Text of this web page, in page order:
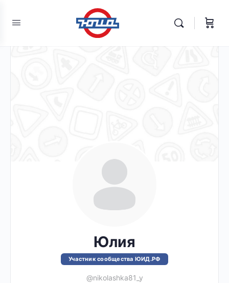
Юлия
Участник сообщества ЮИД.РФ
@nikolashka81_y